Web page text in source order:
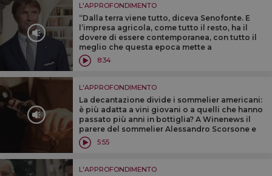
L'APPROFONDIMENTO
“Dalla terra viene tutto, diceva Senofonte. E
l’impresa agricola, come tutto il resto, ha il
dovere di essere contemporanea, con tutto il
meglio che questa epoca mette a
disposizione”. Così uno degli imprenditori top
del Belpaese, Brunello Cucinelli
8:34
L'APPROFONDIMENTO
La decantazione divide i sommelier americani:
è più adatta a vini giovani o a quelli che hanno
passato più anni in bottiglia? A Winenews il
parere del sommelier Alessandro Scorsone e
del maitre di Enoteca Pinchiorri, Alessandro
Tomberli
5:55
L'APPROFONDIMENTO